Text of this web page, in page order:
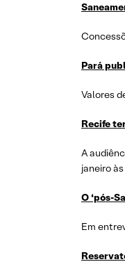
Pará
Valores
Recife
A
janeiro
O ‘pós-
Em